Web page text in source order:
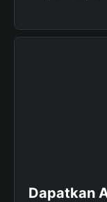
Dapatkan